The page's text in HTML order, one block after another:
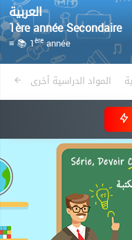
العربية
1ère année Secondaire
≡ 📚 1èreannée
المواد الدراسية أخرى